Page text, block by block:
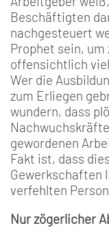
Beschäftigten
nachgesteuert
Prophet sein, um
offensichtlich
Wer die
zum Erliegen
wundern, dass
gewordenen
Fakt ist, dass
Gewerkschaften
verfehlten
Nur zögerlicher